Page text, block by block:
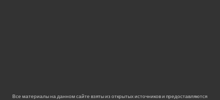
Все материалы на данном сайте взяты из открытых источников и предоставляются